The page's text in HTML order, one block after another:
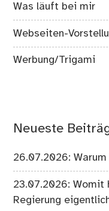
Was läuft bei mir
Webseiten-
Werbung/Trigami
Neueste
26.07.2026:
23.07.2026: Womit
Regierung